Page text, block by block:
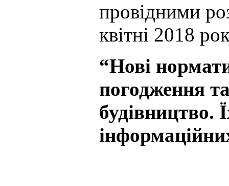
провідними
квітні 2018
“Нові
погодження
будівництво.